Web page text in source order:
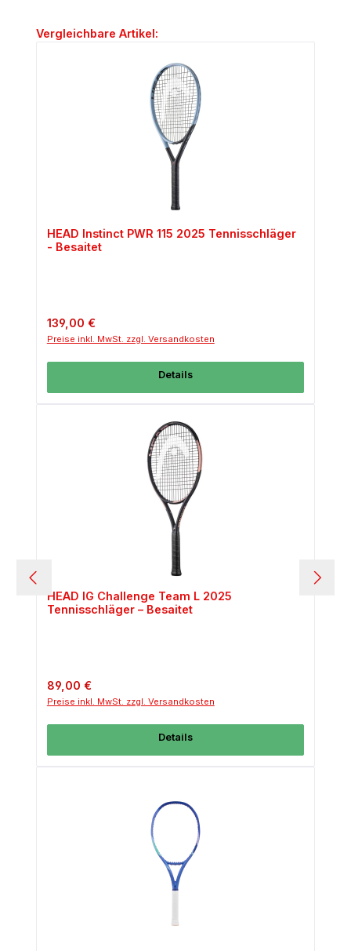
Produktgalerie überspringen
Vergleichbare Artikel:
HEAD Instinct PWR 115 2025 Tennisschläger
- Besaitet
Regulärer Preis:
139,00 €
Preise inkl. MwSt. zzgl. Versandkosten
Details
HEAD IG Challenge Team L 2025
Tennisschläger – Besaitet
Regulärer Preis:
89,00 €
Preise inkl. MwSt. zzgl. Versandkosten
Details